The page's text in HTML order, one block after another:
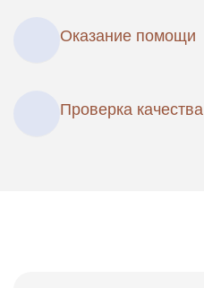
Оказание помощи
Проверка качества